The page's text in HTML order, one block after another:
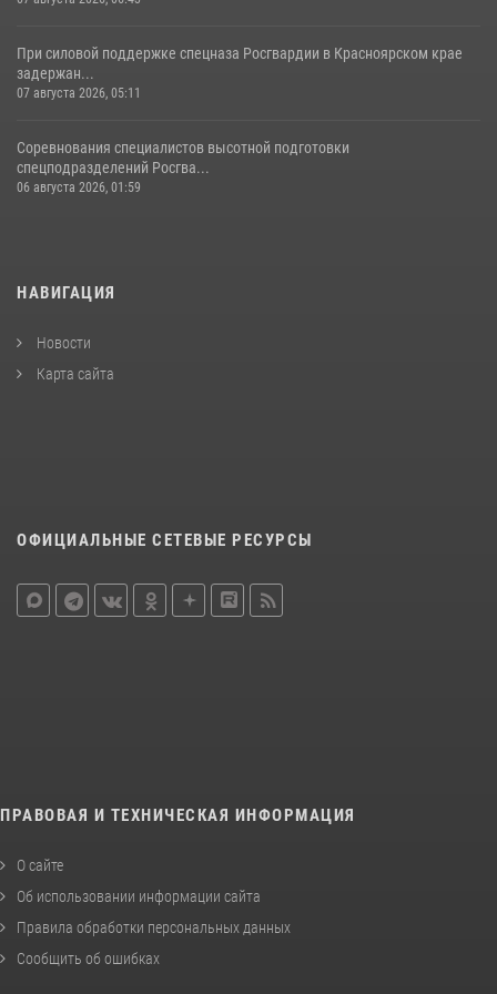
При силовой поддержке спецназа Росгвардии в Красноярском крае
задержан...
07 августа 2026, 05:11
Соревнования специалистов высотной подготовки
спецподразделений Росгва...
06 августа 2026, 01:59
НАВИГАЦИЯ
Новости
Карта сайта
ОФИЦИАЛЬНЫЕ СЕТЕВЫЕ РЕСУРСЫ
ПРАВОВАЯ И ТЕХНИЧЕСКАЯ ИНФОРМАЦИЯ
О сайте
Об использовании информации сайта
Правила обработки персональных данных
Сообщить об ошибках